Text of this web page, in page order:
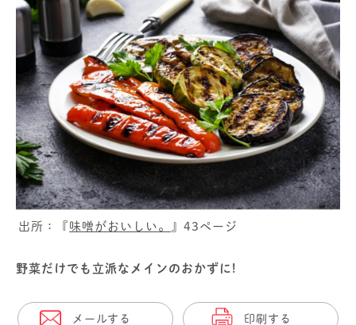
出所：『 味噌がおいしい。 』43ページ
野菜だけでも立派なメインのおかずに!
メールする 印刷する